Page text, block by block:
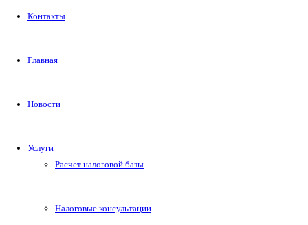
Контакты
Главная
Новости
Услуги
Расчет налоговой базы
Налоговые консультации